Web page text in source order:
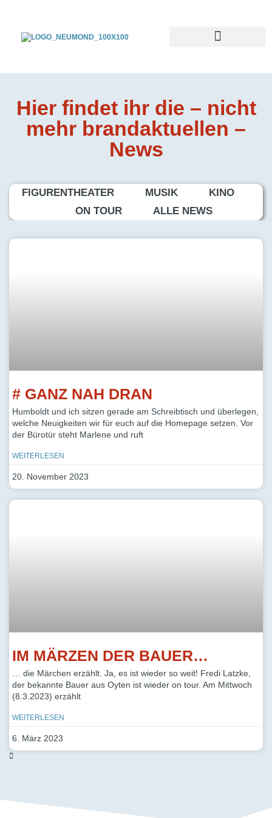
Hier findet ihr die – nicht
mehr brandaktuellen –
News
FIGURENTHEATER MUSIK
KINO
ON TOUR
ALLE NEWS
# GANZ NAH DRAN
Humboldt und ich sitzen gerade am Schreibtisch und überlegen,
welche Neuigkeiten wir für euch auf die Homepage setzen. Vor
der Bürotür steht Marlene und ruft
WEITERLESEN
20. November 2023
IM MÄRZEN DER BAUER…
… die Märchen erzählt. Ja, es ist wieder so weit! Fredi Latzke,
der bekannte Bauer aus Oyten ist wieder on tour. Am Mittwoch
(8.3.2023) erzählt
WEITERLESEN
6. März 2023